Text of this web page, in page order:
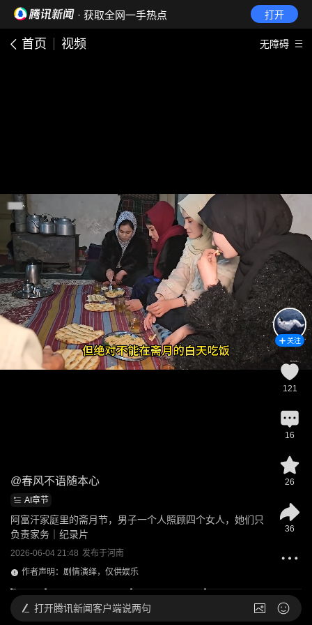
· 获取全网一手热点 打开
首页 视频 无障碍
@春风不语随本心
AI章节
阿富汗家庭里的斋月节，男子一个人照顾四个女人，她们只
负责家务｜纪录片
2026-06-04 21:48 发布于河南
作者声明：剧情演绎，仅供娱乐
关注
121
16
26
36
打开腾讯新闻客户端说两句